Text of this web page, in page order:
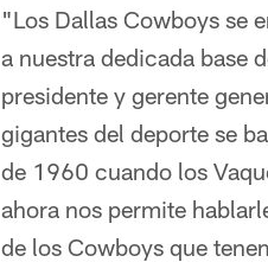
"Los Dallas Cowboys se
a nuestra dedicada base
presidente y gerente
gigantes del deporte se
de 1960 cuando los
ahora nos permite
de los Cowboys que